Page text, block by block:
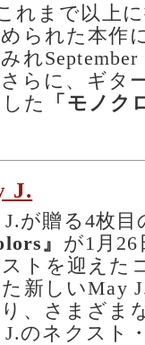
れまで以上
られた本作
みれ
らに、ギタ
た
「モノク
J.
J.が贈る4枚
』 が1月
トを迎えた
新しいMay
、さまざま
J.のネクスト